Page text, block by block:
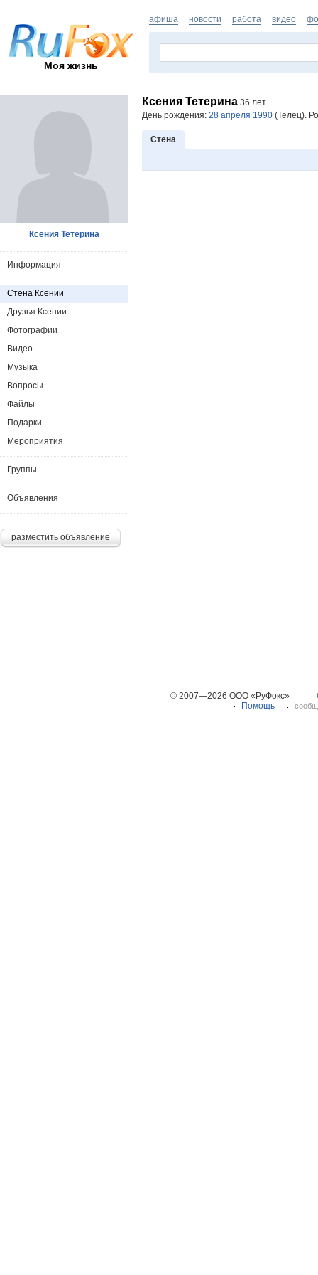
Моя жизнь
афиша новости работа видео
Ксения Тетерина 36 лет
День рождения: 28 апреля 1990 (Телец).
Стена
Ксения Тетерина
Информация
Стена Ксении
Друзья Ксении
Фотографии
Видео
Музыка
Вопросы
Файлы
Подарки
Мероприятия
Группы
Объявления
разместить объявление
© 2007—2026 ООО «РуФокс»
Помощь